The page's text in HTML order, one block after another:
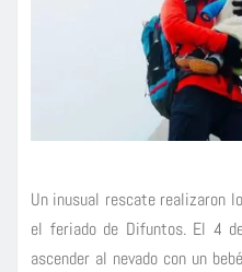
Un inusual rescate realizaron
el feriado de Difuntos. El 4
ascender al nevado con un